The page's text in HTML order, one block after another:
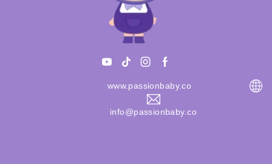
www.passionbaby.co
info@passionbaby.co